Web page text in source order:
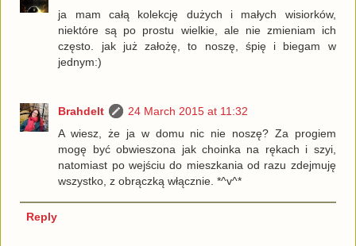
ja mam całą kolekcję dużych i małych wisiorków,
niektóre są po prostu wielkie, ale nie zmieniam ich
często. jak już założę, to noszę, śpię i biegam w
jednym:)
Brahdelt
24 March 2015 at 11:32
A wiesz, że ja w domu nic nie noszę? Za progiem
mogę być obwieszona jak choinka na rękach i szyi,
natomiast po wejściu do mieszkania od razu zdejmuję
wszystko, z obrączką włącznie. *^v^*
Reply